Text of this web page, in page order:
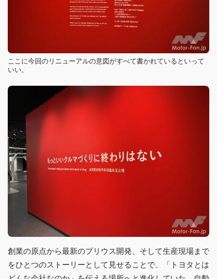
ここに今回のリニューアルの意図がすべて書かれているといって
いい。
創業の原点から最新のプリウス開発、そして生産現場まで
をひとつのストーリーとして見せることで、「トヨタとは